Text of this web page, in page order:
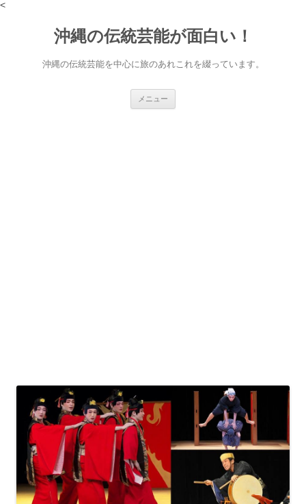
<
沖縄の伝統芸能が面白い！
沖縄の伝統芸能を中心に旅のあれこれを綴っています。
メニュー